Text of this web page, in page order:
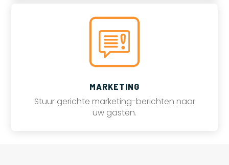
MARKETING
Stuur gerichte marketing-berichten naar
uw gasten.